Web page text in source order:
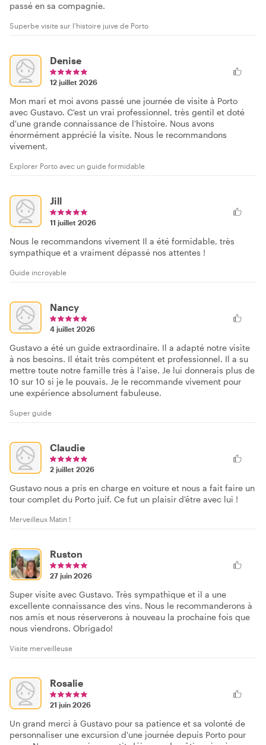
passé en sa compagnie.
Superbe visite sur l'histoire juive de Porto
Denise
12 juillet 2026
Mon mari et moi avons passé une journée de visite à Porto
avec Gustavo. C'est un vrai professionnel, très gentil et doté
d'une grande connaissance de l'histoire. Nous avons
énormément apprécié la visite. Nous le recommandons
vivement.
Explorer Porto avec un guide formidable
Jill
11 juillet 2026
Nous le recommandons vivement Il a été formidable, très
sympathique et a vraiment dépassé nos attentes !
Guide incroyable
Nancy
4 juillet 2026
Gustavo a été un guide extraordinaire. Il a adapté notre visite
à nos besoins. Il était très compétent et professionnel. Il a su
mettre toute notre famille très à l'aise. Je lui donnerais plus de
10 sur 10 si je le pouvais. Je le recommande vivement pour
une expérience absolument fabuleuse.
Super guide
Claudie
2 juillet 2026
Gustavo nous a pris en charge en voiture et nous a fait faire un
tour complet du Porto juif. Ce fut un plaisir d'être avec lui !
Merveilleux Matin !
Ruston
27 juin 2026
Super visite avec Gustavo. Très sympathique et il a une
excellente connaissance des vins. Nous le recommanderons à
nos amis et nous réserverons à nouveau la prochaine fois que
nous viendrons. Obrigado!
Visite merveilleuse
Rosalie
21 juin 2026
Un grand merci à Gustavo pour sa patience et sa volonté de
personnaliser une excursion d'une journée depuis Porto pour